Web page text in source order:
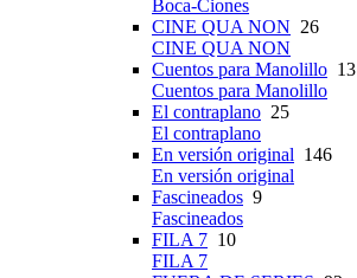
Boca-Ciones
CINE QUA NON 26
CINE QUA NON
Cuentos para Manolillo 13
Cuentos para Manolillo
El contraplano 25
El contraplano
En versión original 146
En versión original
Fascineados 9
Fascineados
FILA 7 10
FILA 7